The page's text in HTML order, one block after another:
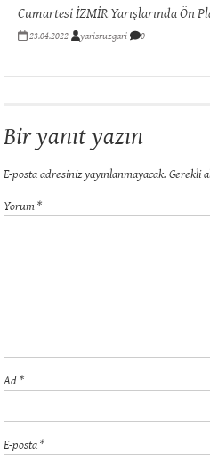
Cumartesi İZMİR Yarışlarında Ön
23.04.2022 yarisruzgari 0
Bir yanıt yazın
E-posta adresiniz yayınlanmayacak. Gerekli
Yorum*
Ad*
E-posta*